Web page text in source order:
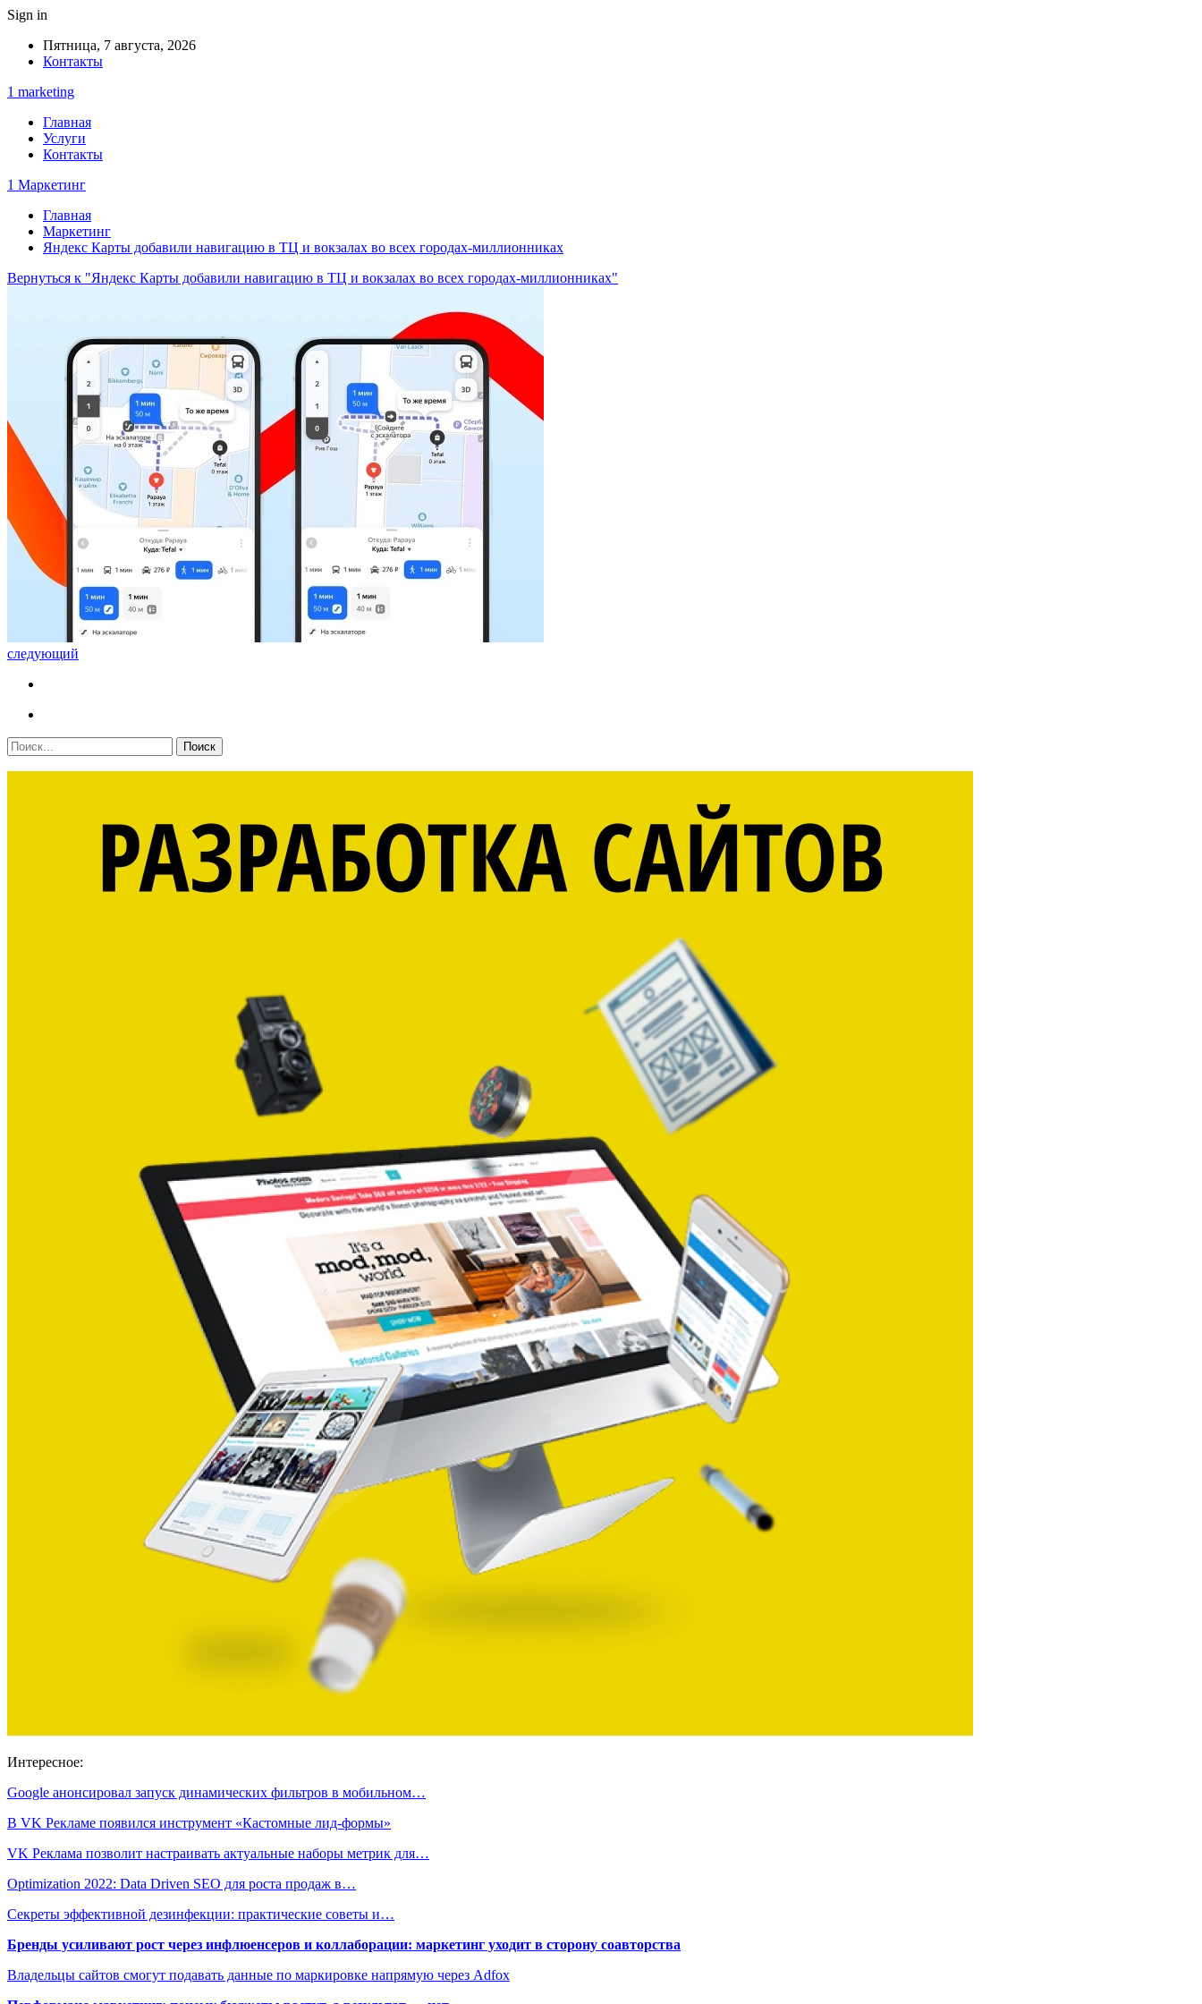
Sign in
Пятница, 7 августа, 2026
Контакты
1 marketing
Главная
Услуги
Контакты
1 Маркетинг
Главная
Маркетинг
Яндекс Карты добавили навигацию в ТЦ и вокзалах во всех городах-миллионниках
Вернуться к "Яндекс Карты добавили навигацию в ТЦ и вокзалах во всех городах-миллионниках"
следующий
Интересное:
Google анонсировал запуск динамических фильтров в мобильном…
В VK Рекламе появился инструмент «Кастомные лид-формы»
VK Реклама позволит настраивать актуальные наборы метрик для…
Optimization 2022: Data Driven SEO для роста продаж в…
Секреты эффективной дезинфекции: практические советы и…
Бренды усиливают рост через инфлюенсеров и коллаборации: маркетинг уходит в сторону соавторства
Владельцы сайтов смогут подавать данные по маркировке напрямую через Adfox